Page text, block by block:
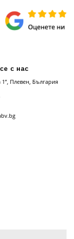
с нас
Плевен, България